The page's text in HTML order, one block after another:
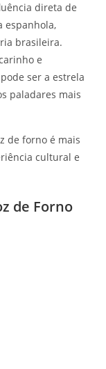
direta de
espanhola,
brasileira.
e
ser a estrela
paladares mais
de forno é mais
cultural e
de Forno